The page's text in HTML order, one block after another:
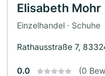
Elisabeth Mohr
Einzelhandel · Schuhe
Rathausstraße 7,
0.0 (0